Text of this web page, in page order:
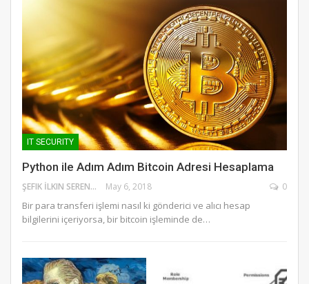
IT SECURITY
Python ile Adım Adım Bitcoin Adresi Hesaplama
ŞEFIK İLKIN SERENGIL May 6, 2018 0
Bir para transferi işlemi nasıl ki gönderici ve alıcı hesap
bilgilerini içeriyorsa, bir bitcoin işleminde de…